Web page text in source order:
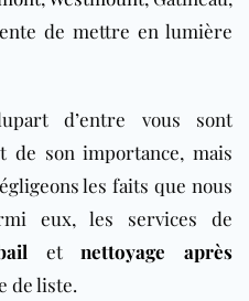
de mettre en lumière
d’entre vous sont
de son importance, mais
les faits que nous
eux, les services de
etnettoyage après
de liste.